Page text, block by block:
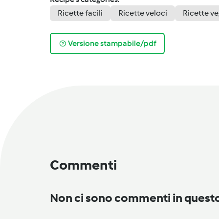
Ricette facili
Ricette veloci Ricette
Versione stampabile/pdf
Commenti
Non ci sono commenti in